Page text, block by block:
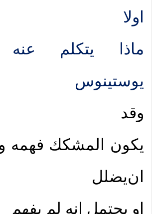
اولا
ماذا يتكلم عنه
يوستينوس
وقد
يكون المشكك فهمه
انيضلل
او يحتمل انه لم يفهم